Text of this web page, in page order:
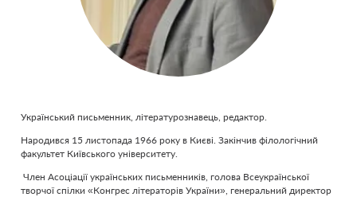
Український письменник, літературознавець, редактор.
Народився 15 листопада 1966 року в Києві. Закінчив філологічний
факультет Київського університету.
Член Асоціації українських письменників, голова Всеукраїнської
творчої спілки «Конгрес літераторів України», генеральний директор